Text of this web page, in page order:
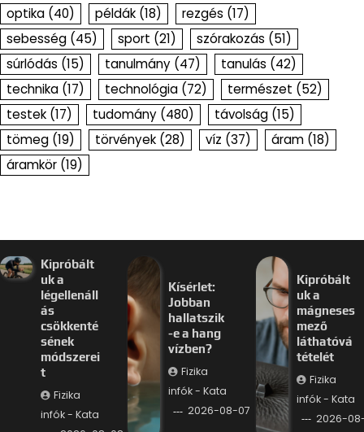
optika (40) példák (18) rezgés (17)
sebesség (45) sport (21) szórakozás (51)
súrlódás (15) tanulmány (47) tanulás (42)
technika (17) technológia (72) természet (52)
testek (17) tudomány (480) távolság (15)
tömeg (19) törvények (28) víz (37) áram (18)
áramkör (19)
Kipróbált
uk a
légellenáll
ás
csökkenté
sének
módszerei
t
Fizika
infók - Kata
Kísérlet:
Jobban
hallatszik
-e a hang
vízben?
Fizika
infók - Kata
2026-08-07
Kipróbált
uk a
mágneses
mező
láthatóvá
tételét
Fizika
infók - Kata
2026-